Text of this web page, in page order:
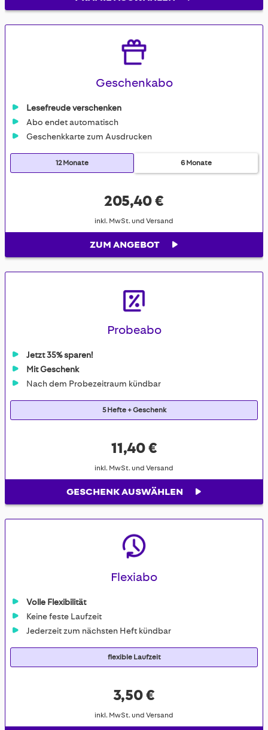
Geschenkabo
Lesefreude verschenken
Abo endet automatisch
Geschenkkarte zum Ausdrucken
12 Monate 6 Monate
205,40 €
inkl. MwSt. und Versand
ZUM ANGEBOT
Probeabo
Jetzt 35% sparen!
Mit Geschenk
Nach dem Probezeitraum kündbar
5 Hefte + Geschenk
11,40 €
inkl. MwSt. und Versand
GESCHENK AUSWÄHLEN
Flexiabo
Volle Flexibilität
Keine feste Laufzeit
Jederzeit zum nächsten Heft kündbar
flexible Laufzeit
3,50 €
inkl. MwSt. und Versand